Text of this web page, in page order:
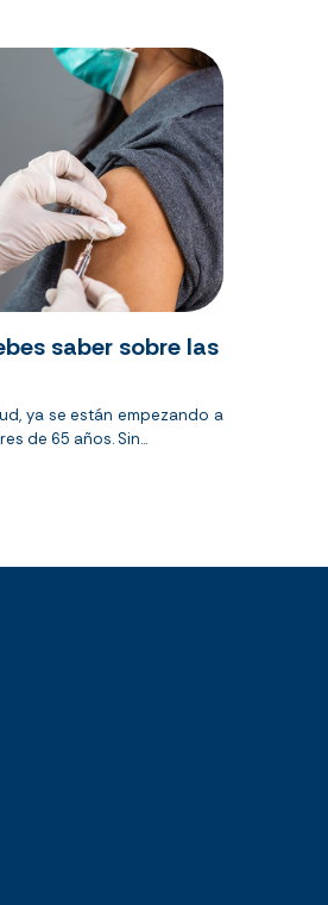
saber sobre las
ya se están empezando a
de 65 años. Sin...